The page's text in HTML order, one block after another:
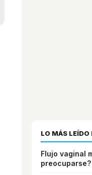
LO MÁS LEÍDO
Flujo vaginal
preocuparse?